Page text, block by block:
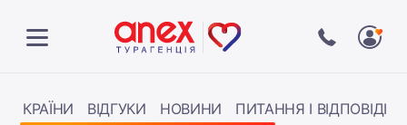
КРАЇНИ ВІДГУКИ НОВИНИ ПИТАННЯ І ВІДПОВІДІ